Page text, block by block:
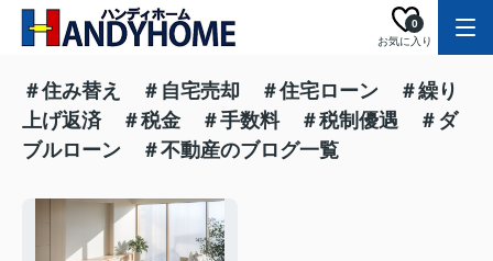
お気に入り
0
＃住み替え ＃自宅売却 ＃住宅ローン ＃繰り
上げ返済 ＃税金 ＃手数料 ＃税制優遇 ＃ダ
ブルローン ＃不動産のブログ一覧